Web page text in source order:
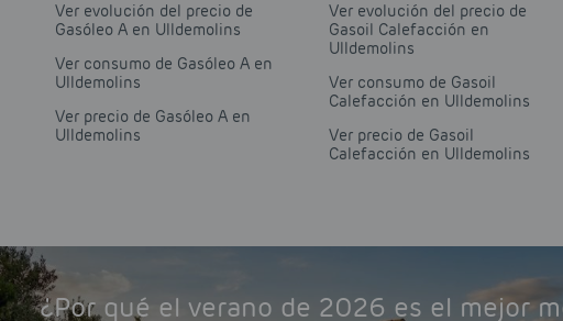
Ver evolución del precio de
Gasóleo A en Ulldemolins
Ver consumo de Gasóleo A en
Ulldemolins
Ver precio de Gasóleo A en
Ulldemolins
Ver evolución del precio de
Gasoil Calefacción en
Ulldemolins
Ver consumo de Gasoil
Calefacción en Ulldemolins
Ver precio de Gasoil
Calefacción en Ulldemolins
¿Por qué el verano de 2026 es el mejor